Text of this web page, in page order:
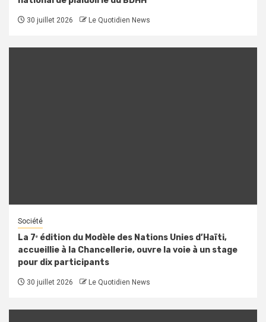
30 juillet 2026 Le Quotidien News
Société
La 7ᵉ édition du Modèle des Nations Unies d’Haïti,
accueillie à la Chancellerie, ouvre la voie à un stage
pour dix participants
30 juillet 2026 Le Quotidien News